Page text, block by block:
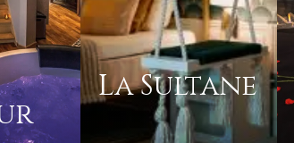
La Sultane